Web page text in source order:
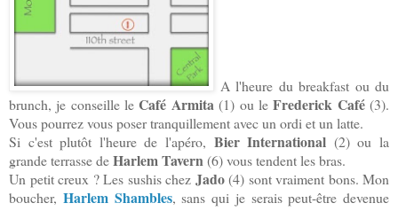
A l'heure du breakfast ou du
brunch, je conseille leCafé Armita (1) ou leFrederick Café(3).
Vous pourrez vous poser tranquillement avec un ordi et un latte.
Si c'est plutôt l'heure de l'apéro, Bier International (2) ou la
grande terrasse deHarlem Tavern(6) vous tendent les bras.
Un petit creux ? Les sushis chez Jado(4) sont vraiment bons. Mon
boucher, Harlem Shambles, sans qui je serais peut-être devenue